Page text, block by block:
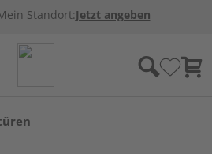
Standort:Jetzt angeben